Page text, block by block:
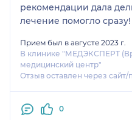
рекомендации дала
лечение помогло сразу!
Прием был в августе 2023 г.
В клинике "МЕДЭКСПЕРТ
медицинский центр"
Отзыв оставлен через
0